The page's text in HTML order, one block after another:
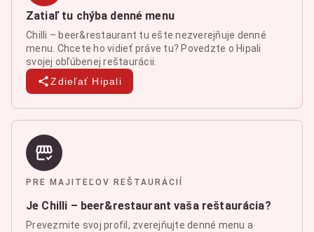
Zatiaľ tu chýba denné menu
Chilli – beer&restaurant tu ešte nezverejňuje denné
menu. Chcete ho vidieť práve tu? Povedzte o Hipali
svojej obľúbenej reštaurácii.
Zdieľať Hipali
PRE MAJITEĽOV REŠTAURÁCIÍ
Je Chilli – beer&restaurant vaša reštaurácia?
Prevezmite svoj profil, zverejňujte denné menu a